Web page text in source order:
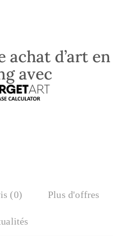
achat d’art en
avec
(0) Plus d'offres